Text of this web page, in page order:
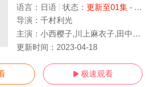
语言： 日语 状态： 更新至01集- 免费在线观看
导演： 千村利光
主演： 小西樱子,川上麻衣子,田中要次
更新时间： 2023-04-18
 极速观看